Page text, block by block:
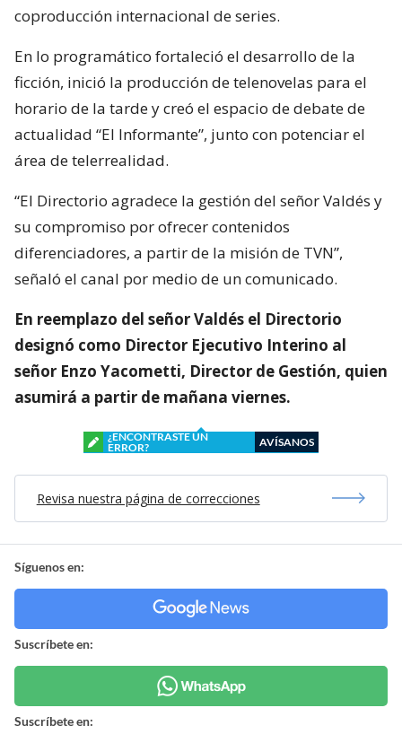
coproducción internacional de series.
En lo programático fortaleció el desarrollo de la
ficción, inició la producción de telenovelas para el
horario de la tarde y creó el espacio de debate de
actualidad “El Informante”, junto con potenciar el
área de telerrealidad.
“El Directorio agradece la gestión del señor Valdés y
su compromiso por ofrecer contenidos
diferenciadores, a partir de la misión de TVN”,
señaló el canal por medio de un comunicado.
En reemplazo del señor Valdés el Directorio
designó como Director Ejecutivo Interino al
señor Enzo Yacometti, Director de Gestión, quien
asumirá a partir de mañana viernes.
¿ENCONTRASTE UN
ERROR?
AVÍSANOS
Revisa nuestra página de correcciones
Síguenos en:
Suscríbete en:
Suscríbete en: